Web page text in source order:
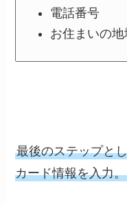
電話番号
お住まいの地
最後のステップと
カード情報を入力。